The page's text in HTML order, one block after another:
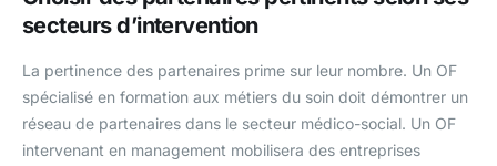
secteurs d’intervention
La pertinence des partenaires prime sur leur nombre. Un OF
spécialisé en formation aux métiers du soin doit démontrer un
réseau de partenaires dans le secteur médico-social. Un OF
intervenant en management mobilisera des entreprises